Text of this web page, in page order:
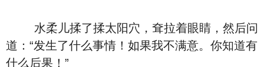
水柔儿揉了揉太阳穴，耷拉着眼睛，然后问
道：“发生了什么事情！如果我不满意。你知道有
什么后果！”